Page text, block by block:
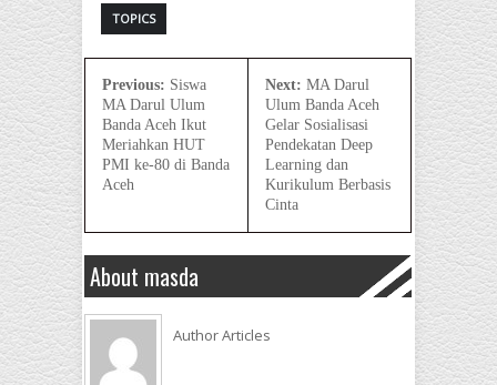
TOPICS
Previous: Siswa
MA Darul Ulum
Banda Aceh Ikut
Meriahkan HUT
PMI ke-80 di Banda
Aceh
Next: MA Darul
Ulum Banda Aceh
Gelar Sosialisasi
Pendekatan Deep
Learning dan
Kurikulum Berbasis
Cinta
About masda
Author Articles